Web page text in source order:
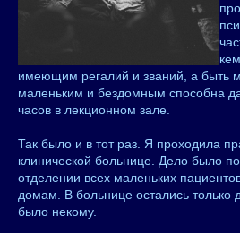
имеющим регалий и званий, а быть
маленьким и бездомным способна
часов в лекционном зале.
Так было и в тот раз. Я проходила
клинической больнице. Дело было
отделении всех маленьких
домам. В больнице остались только
было некому.